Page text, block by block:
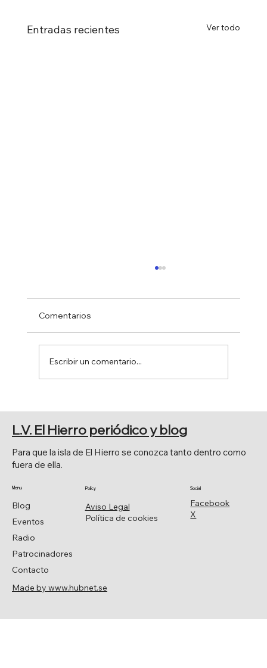
Entradas recientes Ver todo
Comentarios
Escribir un comentario...
Facebook
X
Social
Aviso Legal
Política de cookies
Policy
Blog
Eventos
Radio
Patrocinadores
Contacto
Menu
Para que la isla de El Hierro se conozca tanto dentro como
fuera de ella.
L.V. El Hierro periódico y blog
Made by www.hubnet.se